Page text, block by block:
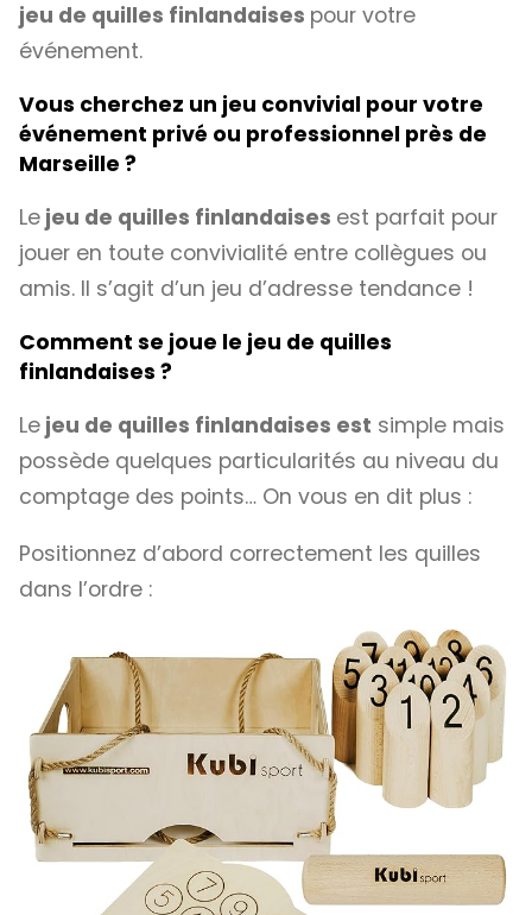
jeu de quilles finlandaises pour votre
événement.
Vous cherchez un jeu convivial pour votre
événement privé ou professionnel près de
Marseille ?
Le jeu de quilles finlandaises est parfait pour
jouer en toute convivialité entre collègues ou
amis. Il s’agit d’un jeu d’adresse tendance !
Comment se joue le jeu de quilles
finlandaises ?
Le jeu de quilles finlandaises est simple mais
possède quelques particularités au niveau du
comptage des points… On vous en dit plus :
Positionnez d’abord correctement les quilles
dans l’ordre :